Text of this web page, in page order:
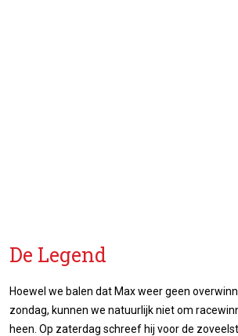
De Legend
Hoewel we balen dat Max weer geen
zondag, kunnen we natuurlijk niet om
heen. Op zaterdag schreef hij voor de